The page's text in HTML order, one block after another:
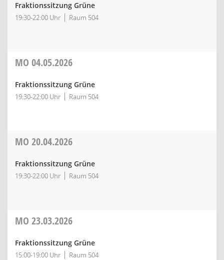
Fraktionssitzung Grüne
19:30-22:00 Uhr Raum 504
MO 04.05.2026
Fraktionssitzung Grüne
19:30-22:00 Uhr Raum 504
MO 20.04.2026
Fraktionssitzung Grüne
19:30-22:00 Uhr Raum 504
MO 23.03.2026
Fraktionssitzung Grüne
15:00-19:00 Uhr Raum 504